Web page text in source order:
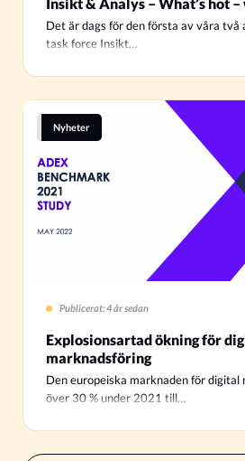
Det är dags för den första av våra två
task force Insikt…
Nyheter
Publicerat: 4 år sedan
Explosionsartad ökning för
marknadsföring
Den europeiska marknaden för digital
över 30 % under 2021 till…